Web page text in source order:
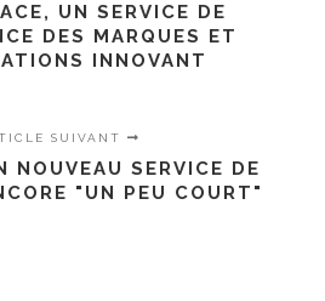
UN SERVICE DE
DES MARQUES ET
INNOVANT
SUIVANT
NOUVEAU SERVICE DE
"UN PEU COURT"